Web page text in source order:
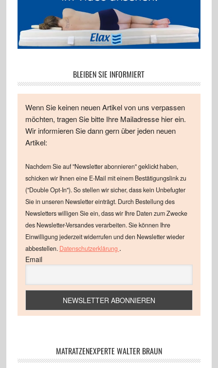
BLEIBEN SIE INFORMIERT
Wenn Sie keinen neuen Artikel von uns verpassen
möchten, tragen Sie bitte Ihre Mailadresse hier ein.
Wir informieren Sie dann gern über jeden neuen
Artikel:
Nachdem Sie auf "Newsletter abonnieren" geklickt haben,
schicken wir Ihnen eine E-Mail mit einem Bestätigungslink zu
("Double Opt-In"). So stellen wir sicher, dass kein Unbefugter
Sie in unseren Newsletter einträgt. Durch Bestellung des
Newsletters willigen Sie ein, dass wir Ihre Daten zum Zwecke
des Newsletter-Versandes verarbeiten. Sie können Ihre
Einwilligung jederzeit widerrufen und den Newsletter wieder
abbestellen. Datenschutzerklärung .
Email
MATRATZENEXPERTE WALTER BRAUN